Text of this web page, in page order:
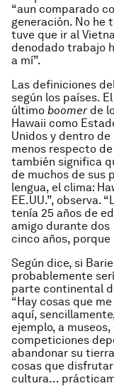
“aun comparado
generación. No he
tuve que ir al
denodado trabajo
a mí”.
Las definiciones
según los países.
último boomerde
Hawaii como
Unidos y dentro de
menos respecto
también significa
de muchos de sus
lengua, el clima:
EE.UU.”, observa.
tenía 25 años de
amigo durante dos
cinco años,
Según dice, si
probablemente
parte continental
“Hay cosas que
aquí,
ejemplo, a
competiciones
abandonar su
cosas que
cultura…